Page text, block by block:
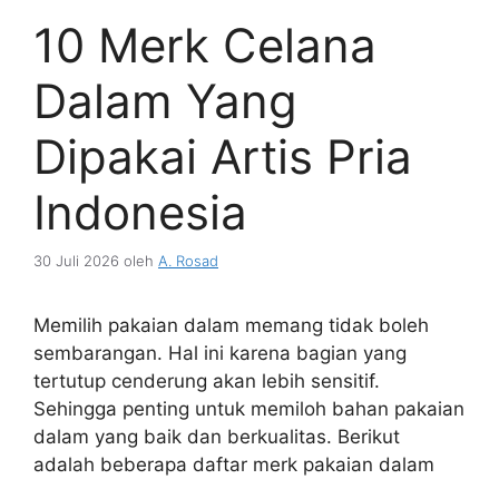
10 Merk Celana
Dalam Yang
Dipakai Artis Pria
Indonesia
30 Juli 2026 oleh A. Rosad
Memilih pakaian dalam memang tidak boleh
sembarangan. Hal ini karena bagian yang
tertutup cenderung akan lebih sensitif.
Sehingga penting untuk memiloh bahan pakaian
dalam yang baik dan berkualitas. Berikut
adalah beberapa daftar merk pakaian dalam